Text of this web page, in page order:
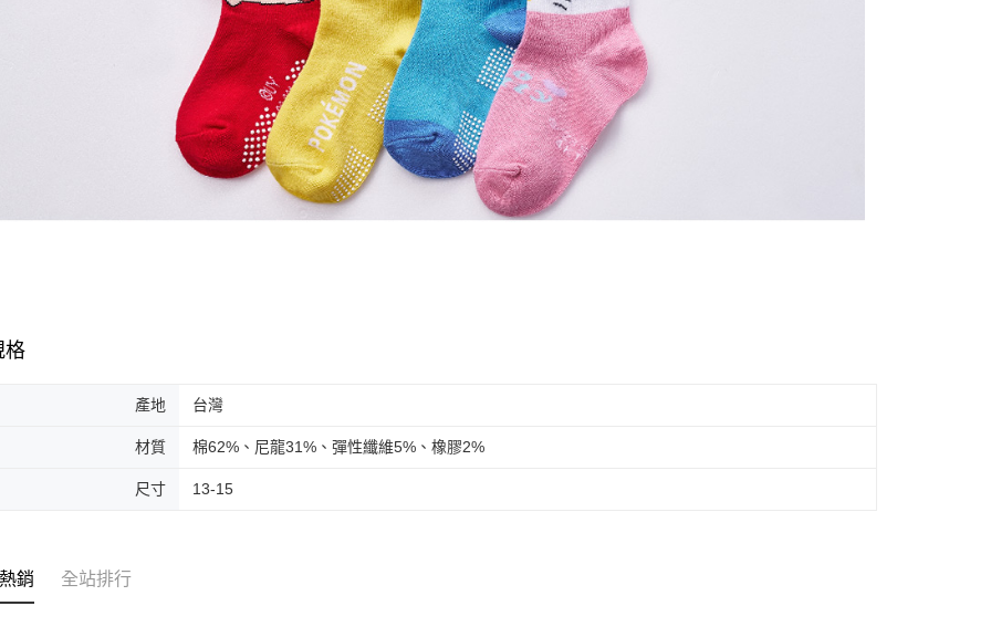
格
產地 台灣
材質 棉62%、尼龍31%、彈性纖維5%、橡膠2%
尺寸 13-15
銷 全站排行